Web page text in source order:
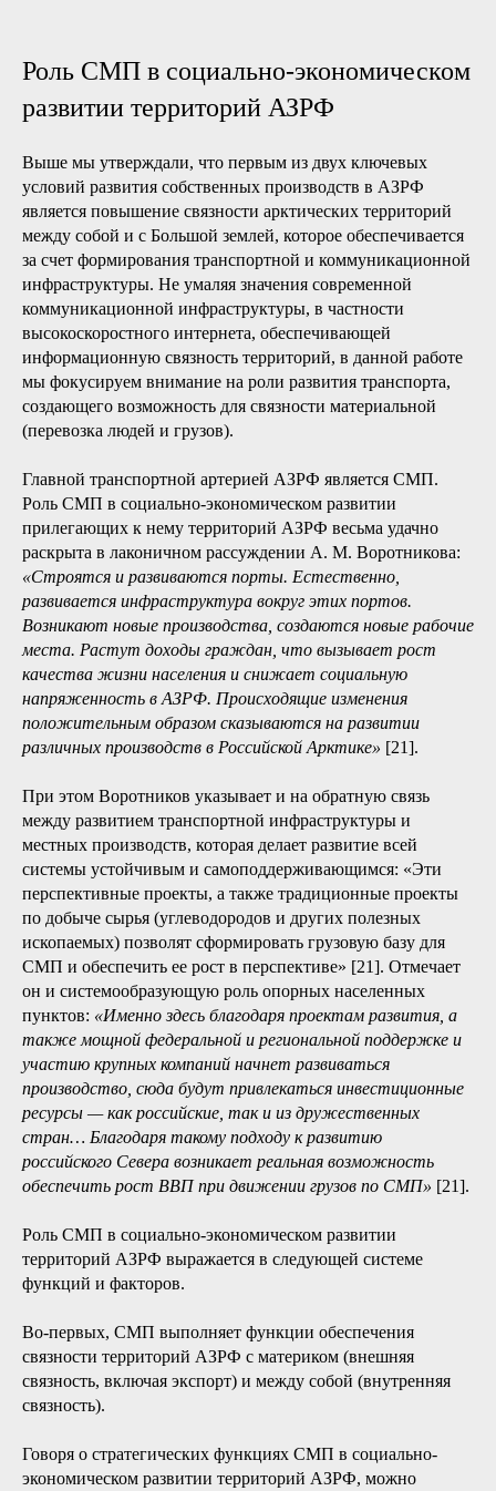
заинтересовать местное сообщество в эффективном
взаимодействии с производственным бизнесом.
именно через Арктику (Верхоянск — 1638, Зашиверское — 1639,
Нижнеколымское — 1644), причем раньше, чем к Балтийскому
морю. Охотск (1646) и Анадырь (1649) основаны более чем на
полвека раньше Санкт-Петербурга (1703) [19, с. 35–36].
[4]В некоторых случаях все эти функции присутствовали с
самого начала.
Роль СМП в социально-экономическом
развитии территорий АЗРФ
Выше мы утверждали, что первым из двух ключевых
условий развития собственных производств в АЗРФ
является повышение связности арктических территорий
между собой и с Большой землей, которое обеспечивается
за счет формирования транспортной и коммуникационной
инфраструктуры. Не умаляя значения современной
коммуникационной инфраструктуры, в частности
высокоскоростного интернета, обеспечивающей
информационную связность территорий, в данной работе
мы фокусируем внимание на роли развития транспорта,
создающего возможность для связности материальной
(перевозка людей и грузов).
Главной транспортной артерией АЗРФ является СМП.
Роль СМП в социально-экономическом развитии
прилегающих к нему территорий АЗРФ весьма удачно
раскрыта в лаконичном рассуждении А. М. Воротникова:
«Строятся и развиваются порты. Естественно,
развивается инфраструктура вокруг этих портов.
Возникают новые производства, создаются новые рабочие
места. Растут доходы граждан, что вызывает рост
качества жизни населения и снижает социальную
напряженность в АЗРФ. Происходящие изменения
положительным образом сказываются на развитии
различных производств в Российской Арктике»[21].
При этом Воротников указывает и на обратную связь
между развитием транспортной инфраструктуры и
местных производств, которая делает развитие всей
системы устойчивым и самоподдерживающимся: «Эти
по добыче сырья (углеводородов и других полезных
ископаемых) позволят сформировать грузовую базу для
СМП и обеспечить ее рост в перспективе» [21]. Отмечает
пунктов:«Именно здесь благодаря проектам развития, а
также мощной федеральной и региональной поддержке и
участию крупных компаний начнет развиваться
производство, сюда будут привлекаться инвестиционные
стран… Благодаря такому подходу к развитию
российского Севера возникает реальная возможность